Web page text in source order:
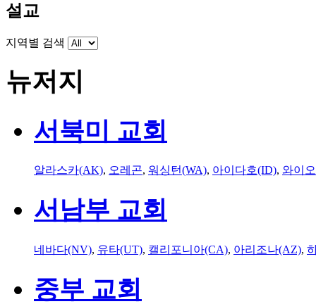
설교
지역별 검색
뉴저지
서북미 교회
알라스카(AK), 오레곤, 워싱턴(WA), 아이다호(ID), 와이
서남부 교회
네바다(NV), 유타(UT), 캘리포니아(CA), 아리조나(AZ),
중부 교회